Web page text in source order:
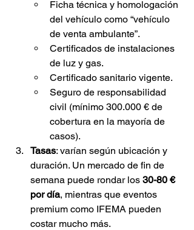
Ficha técnica y homologación
del vehículo como “vehículo
de venta ambulante”.
Certificados de instalaciones
de luz y gas.
Certificado sanitario vigente.
Seguro de responsabilidad
civil (mínimo 300.000 € de
cobertura en la mayoría de
casos).
Tasas: varían según ubicación y
duración. Un mercado de fin de
semana puede rondar los 30-80 €
por día, mientras que eventos
premium como IFEMA pueden
costar mucho más.